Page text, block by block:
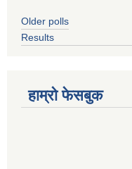
Older polls
Results
हाम्रो फेसबुक